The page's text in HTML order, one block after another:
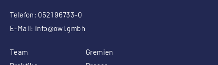
Telefon: 0521 96733-0
E-Mail: info@owl.gmbh
Team
Gremien